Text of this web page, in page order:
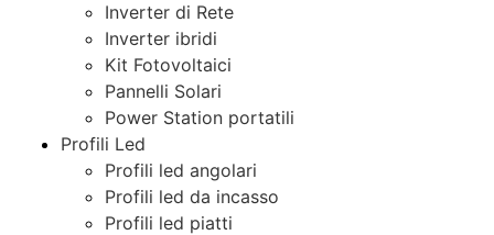
Inverter di Rete
Inverter ibridi
Kit Fotovoltaici
Pannelli Solari
Power Station portatili
Profili Led
Profili led angolari
Profili led da incasso
Profili led piatti